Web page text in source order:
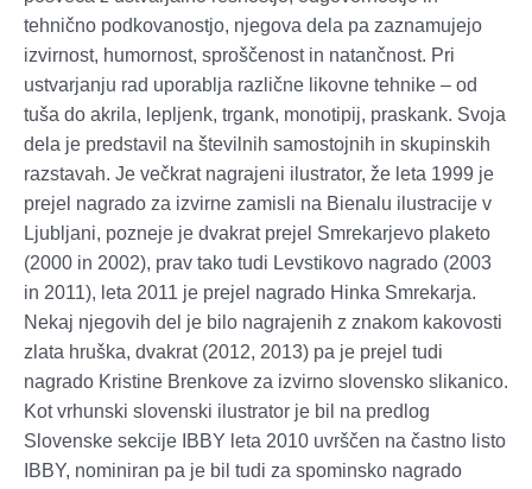
tehnično podkovanostjo, njegova dela pa zaznamujejo
izvirnost, humornost, sproščenost in natančnost. Pri
ustvarjanju rad uporablja različne likovne tehnike – od
tuša do akrila, lepljenk, trgank, monotipij, praskank. Svoja
dela je predstavil na številnih samostojnih in skupinskih
razstavah. Je večkrat nagrajeni ilustrator, že leta 1999 je
prejel nagrado za izvirne zamisli na Bienalu ilustracije v
Ljubljani, pozneje je dvakrat prejel Smrekarjevo plaketo
(2000 in 2002), prav tako tudi Levstikovo nagrado (2003
in 2011), leta 2011 je prejel nagrado Hinka Smrekarja.
Nekaj njegovih del je bilo nagrajenih z znakom kakovosti
zlata hruška, dvakrat (2012, 2013) pa je prejel tudi
nagrado Kristine Brenkove za izvirno slovensko slikanico.
Kot vrhunski slovenski ilustrator je bil na predlog
Slovenske sekcije IBBY leta 2010 uvrščen na častno listo
IBBY, nominiran pa je bil tudi za spominsko nagrado